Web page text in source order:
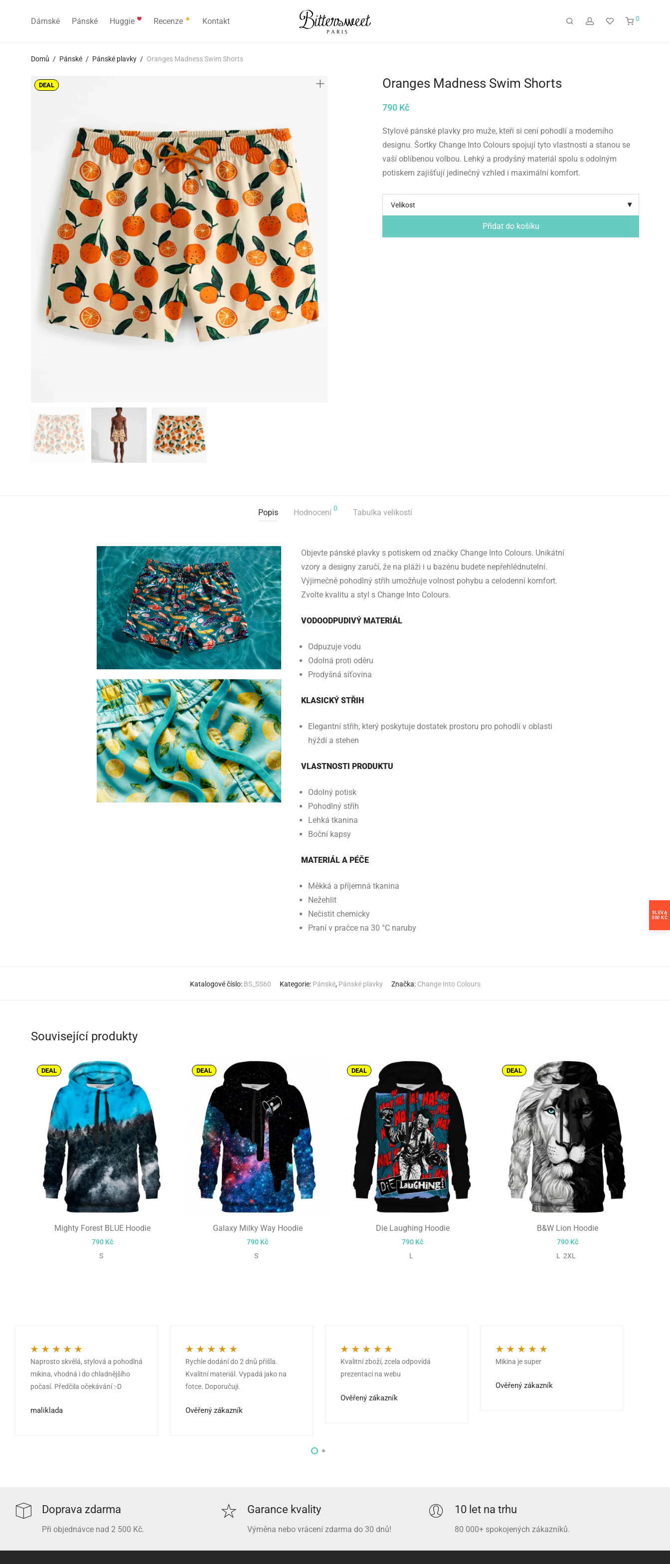
Dámské Pánské Huggie Recenze Kontakt 0
Domů / Pánské / Pánské plavky / Oranges Madness Swim Shorts
DEAL Oranges Madness Swim Shorts
790 Kč
Stylové pánské plavky pro muže, kteří si cení pohodlí a moderního
designu. Šortky Change Into Colours spojují tyto vlastnosti a stanou se
vaší oblíbenou volbou. Lehký a prodyšný materiál spolu s odolným
potiskem zajišťují jedinečný vzhled i maximální komfort.
Velikost
Přidat do košíku
Popis Hodnocení 0 Tabulka velikostí
Objevte pánské plavky s potiskem od značky Change Into Colours. Unikátní
vzory a designy zaručí, že na pláži i u bazénu budete nepřehlédnutelní.
Výjimečně pohodlný střih umožňuje volnost pohybu a celodenní komfort.
Zvolte kvalitu a styl s Change Into Colours.
VODOODPUDIVÝ MATERIÁL
Odpuzuje vodu
Odolná proti oděru
Prodyšná síťovina
KLASICKÝ STŘIH
Elegantní střih, který poskytuje dostatek prostoru pro pohodlí v oblasti
hýždí a stehen
VLASTNOSTI PRODUKTU
Odolný potisk
Pohodlný střih
Lehká tkanina
Boční kapsy
MATERIÁL A PÉČE
Měkká a příjemná tkanina
Nežehlit
Nečistit chemicky
Praní v pračce na 30 °C naruby
Katalogové číslo: BS_SS60 Kategorie: Pánské, Pánské plavky Značka: Change Into Colours
Související produkty
DEAL
Mighty Forest BLUE Hoodie
790 Kč
S
DEAL
Galaxy Milky Way Hoodie
790 Kč
S
DEAL
Die Laughing Hoodie
790 Kč
L
DEAL
B&W Lion Hoodie
790 Kč
L 2XL
Hodnocení 5z 5
Naprosto skvělá, stylová a pohodlná
mikina, vhodná i do chladnějšího
počasí. Předčila očekávání :-D
maliklada
Hodnocení5z 5
Rychle dodání do 2 dnů přišla.
Kvalitní materiál. Vypadá jako na
fotce. Doporučuji.
Ověřený zákazník
Hodnocení5z 5
Kvalitní zboží, zcela odpovídá
prezentaci na webu
Ověřený zákazník
Hodnocení5z 5
Mikina je super
Ověřený zákazník
SLEVA
300 KČ
Doprava zdarma
Při objednávce nad 2 500 Kč.
Garance kvality
Výměna nebo vrácení zdarma do 30 dnů!
10 let na trhu
80 000+ spokojených zákazníků.